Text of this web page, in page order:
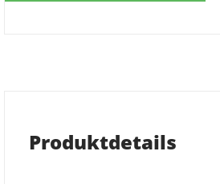
Produktdetails